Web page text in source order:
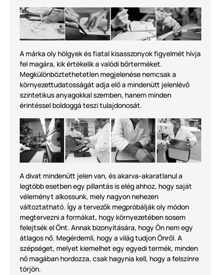
A márka oly hölgyek és fiatal kisasszonyok figyelmét hívja
fel magára, kik értékelik a valódi bőrterméket.
Megkülönböztethetetlen megjelenése nemcsak a
környezettudatosságát adja elő a mindenütt jelenlévő
szintetikus anyagokkal szemben, hanem minden
érintéssel boldoggá teszi tulajdonosát.
A divat mindenütt jelen van, és akarva-akaratlanul a
legtöbb esetben egy pillantás is elég ahhoz, hogy saját
véleményt alkossunk, mely nagyon nehezen
változtatható. Így a tervezők megpróbálják oly módon
megtervezni a formákat, hogy környezetében sosem
felejtsék el Önt. Annak bizonyítására, hogy Ön nem egy
átlagos nő. Megérdemli, hogy a világ tudjon Önről. A
szépséget, melyet kiemelhet egy egyedi termék, minden
nő magában hordozza, csak hagynia kell, hogy a felszínre
törjön.